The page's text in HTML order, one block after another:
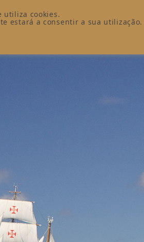
utiliza cookies.
estará a consentir a sua utilização.